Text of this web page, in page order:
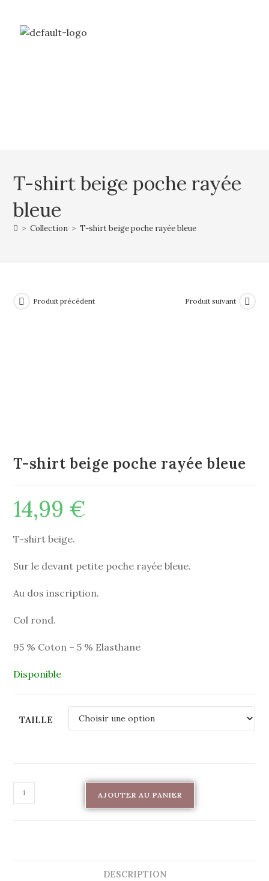
T-shirt beige poche rayée
bleue
> Collection > T-shirt beige poche rayée bleue
Produit précédent Produit suivant
T-shirt beige poche rayée bleue
14,99 €
T-shirt beige.
Sur le devant petite poche rayée bleue.
Au dos inscription.
Col rond.
95 % Coton – 5 % Elasthane
Disponible
TAILLE
AJOUTER AU PANIER
DESCRIPTION